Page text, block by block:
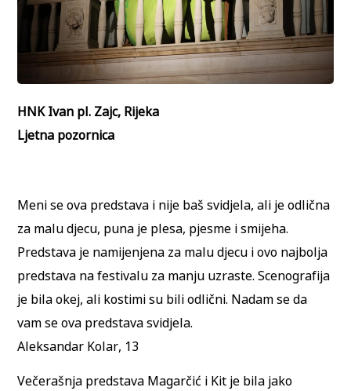
HNK Ivan pl. Zajc, Rijeka
Ljetna pozornica
Meni se ova predstava i nije baš svidjela, ali je odlična
za malu djecu, puna je plesa, pjesme i smijeha.
Predstava je namijenjena za malu djecu i ovo najbolja
predstava na festivalu za manju uzraste. Scenografija
je bila okej, ali kostimi su bili odlični. Nadam se da
vam se ova predstava svidjela.
Aleksandar Kolar, 13
Večerašnja predstava Magarčić i Kit je bila jako